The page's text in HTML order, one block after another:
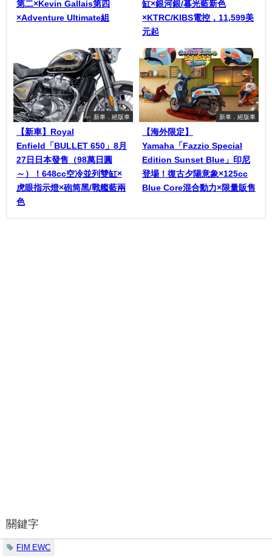
第二×Kevin Gallais第四
×Adventure Ultimate組
缸×銀河銀/暮光藍新色
×KTRC/KIBS電控，11,599美
元起
新車．絕版車
【新車】Royal
Enfield「BULLET 650」8月
27日日本發售（98萬日圓
～）！648cc空冷並列雙缸×
虎眼指示燈×砲筒黑/戰艦藍兩
色
新車．絕版車
【海外限定】
Yamaha「Fazzio Special
Edition Sunset Blue」印尼
登場！復古夕陽意象×125cc
Blue Core混合動力×限量販售
關鍵字
FIM EWC